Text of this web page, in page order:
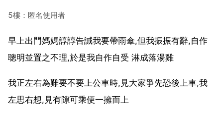
5樓：匿名使用者
早上出門媽媽諄諄告誡我要帶雨傘,但我振振有辭,自作
聰明並置之不理,於是我自作自受 淋成落湯雞
我正左右為難要不要上公車時,見大家爭先恐後上車,我
左思右想,見有隙可乘便一擁而上